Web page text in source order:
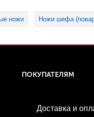
ножи Ножи шефа
ПОКУПАТЕЛЯМ
Доставка и